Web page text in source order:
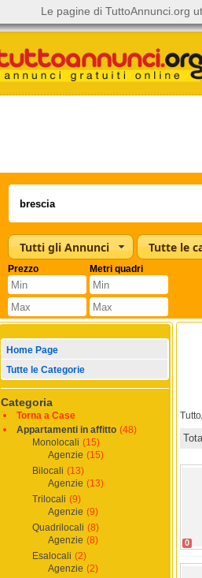
Tutti gli Annunci
Prezzo Metri quadri
Home Page
Tutte le Categorie
Categoria
Torna a Case
Appartamenti in affitto (48)
Monolocali (15)
Agenzie (15)
Bilocali (13)
Agenzie (13)
Trilocali (9)
Agenzie (9)
Quadrilocali (8)
Agenzie (8)
Esalocali (2)
Agenzie (2)
0
Le pagine di TuttoAnnunci.org